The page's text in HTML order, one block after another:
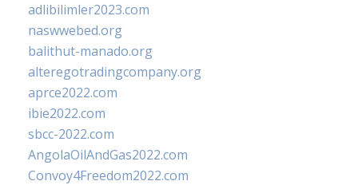
adlibilimler2023.com
naswwebed.org
balithut-manado.org
alteregotradingcompany.org
aprce2022.com
ibie2022.com
sbcc-2022.com
AngolaOilAndGas2022.com
Convoy4Freedom2022.com